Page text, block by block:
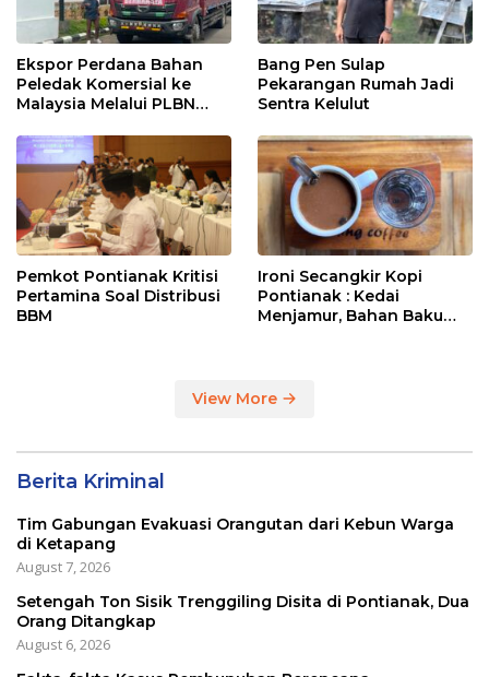
Ekspor Perdana Bahan
Peledak Komersial ke
Malaysia Melalui PLBN
Bang Pen Sulap
Pekarangan Rumah Jadi
Sentra Kelulut
Pemkot Pontianak Kritisi
Pertamina Soal Distribusi
BBM
Ironi Secangkir Kopi
Pontianak : Kedai
Menjamur, Bahan Baku
View More
Berita Kriminal
Tim Gabungan Evakuasi Orangutan dari Kebun Warga
di Ketapang
August 7, 2026
Setengah Ton Sisik Trenggiling Disita di Pontianak, Dua
Orang Ditangkap
August 6, 2026